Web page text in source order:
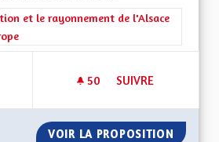
la catégorie : La Culture, l'Education et
et le rayonnement de l'Alsace
50 50 ABONNÉS
SUIVRE
VOIR LA PROPOSITION DES